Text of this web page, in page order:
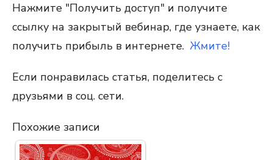
Нажмите "Получить доступ" и получите
ссылку на закрытый вебинар, где узнаете, как
получить прибыль в интернете. Жмите!
Если понравилась статья, поделитесь с
друзьями в соц. сети.
Похожие записи